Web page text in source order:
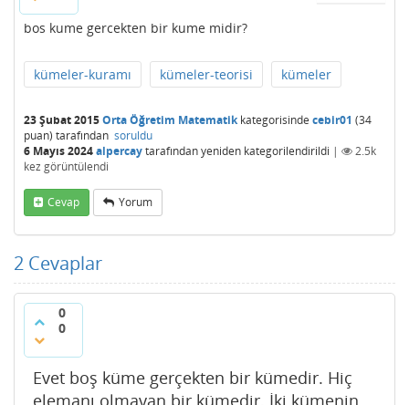
bos kume gercekten bir kume midir?
kümeler-kuramı kümeler-teorisi kümeler
23 Şubat 2015Orta Öğretim Matematikkategorisinde cebir01 (34
puan) tarafından soruldu
6 Mayıs 2024alpercaytarafındanyeniden kategorilendirildi |
2.5k
kez görüntülendi
Cevap Yorum
2 Cevaplar
0
0
Evet boş küme gerçekten bir kümedir. Hiç
elemanı olmayan bir kümedir. İki kümenin